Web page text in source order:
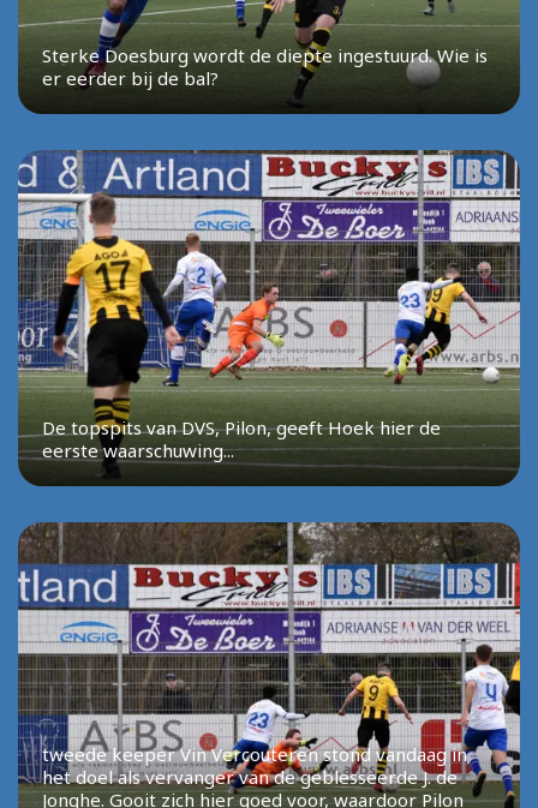
Sterke Doesburg wordt de diepte ingestuurd. Wie is
er eerder bij de bal?
De topspits van DVS, Pilon, geeft Hoek hier de
eerste waarschuwing...
tweede keeper Vin Vercouteren stond vandaag in
het doel als vervanger van de geblesseerde J. de
Jonghe. Gooit zich hier goed voor, waardoor Pilon